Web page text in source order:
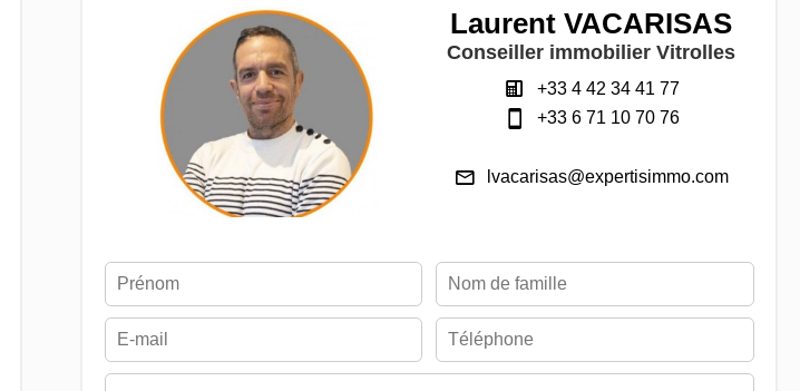
Laurent VACARISAS
Conseiller immobilier Vitrolles
+33 4 42 34 41 77
+33 6 71 10 70 76
lvacarisas@expertisimmo.com